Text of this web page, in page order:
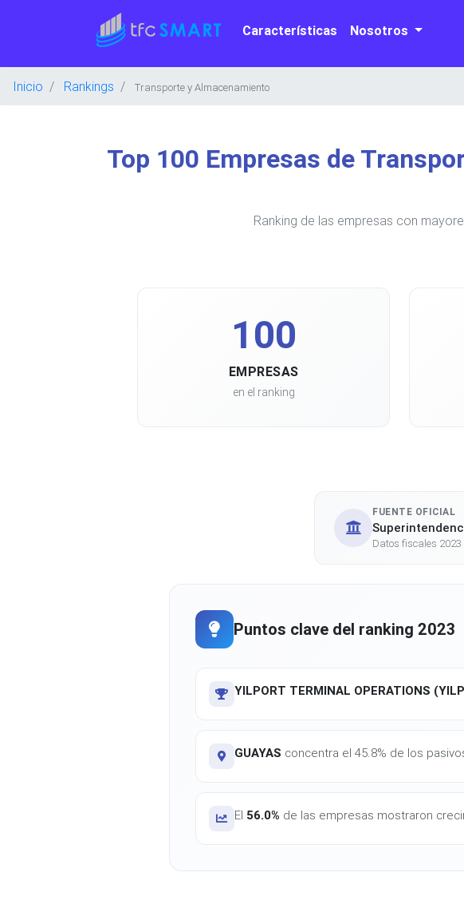
Características Nosotros
Inicio Rankings Transporte y Almacenamiento
Top 100 Empresas de
Ranking de las empresas con
100
EMPRESAS
en el ranking
FUENTE OFICIAL
Datos fiscales 2023
Puntos clave del ranking 2023
YILPORT TERMINAL OPERATIONS
GUAYAS concentra el 45.8% de los
El 56.0% de las empresas mostraron